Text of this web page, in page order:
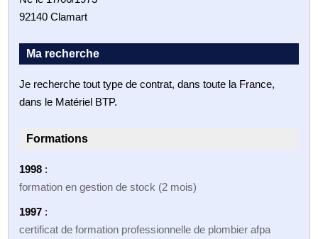
92140 Clamart
Ma recherche
Je recherche tout type de contrat, dans toute la France,
dans le Matériel BTP.
Formations
1998 :
formation en gestion de stock (2 mois)
1997 :
certificat de formation professionnelle de plombier afpa